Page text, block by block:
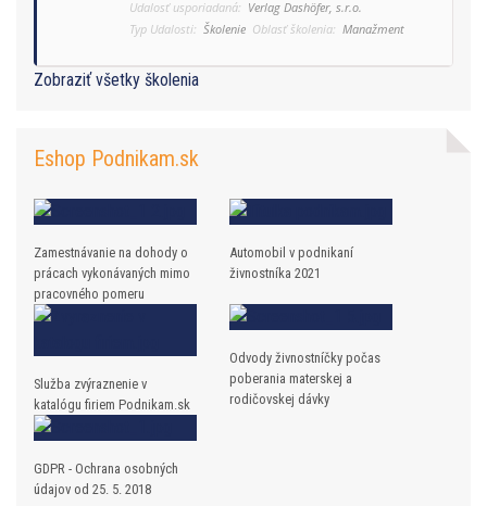
Udalosť usporiadaná: Verlag Dashöfer, s.r.o.
Typ Udalosti: Školenie Oblasť školenia: Manažment
Zobraziť všetky školenia
Eshop Podnikam.sk
Zamestnávanie na dohody o
prácach vykonávaných mimo
pracovného pomeru
Automobil v podnikaní
živnostníka 2021
Služba zvýraznenie v
katalógu firiem Podnikam.sk
Odvody živnostníčky počas
poberania materskej a
rodičovskej dávky
GDPR - Ochrana osobných
údajov od 25. 5. 2018